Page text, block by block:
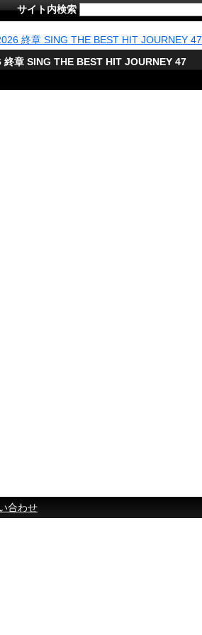
サイト内検索
終章 SING THE BEST HIT JOURNEY 47
章 SING THE BEST HIT JOURNEY 47
合わせ